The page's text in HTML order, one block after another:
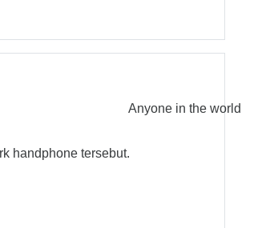
Anyone in the world
handphone tersebut.